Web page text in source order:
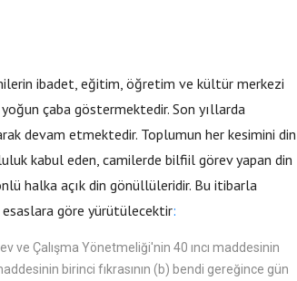
ibadet, eğitim, öğretim ve kültür merkezi
çaba göstermektedir. Son yıllarda
devam etmektedir. Toplumun her kesimini din
kabul eden, camilerde bilfiil görev yapan din
halka açık din gönüllüleridir. Bu itibarla
esaslara göre yürütülecektir:
ve Çalışma Yönetmeliği'nin 40 ıncı maddesinin
birinci fıkrasının (b) bendi gereğince gün